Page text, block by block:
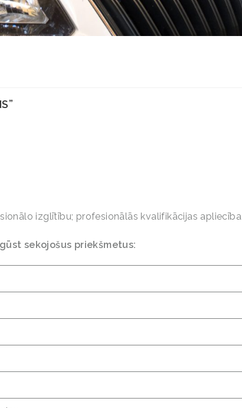
izglītību; profesionālās kvalifikācijas apliecība
sekojošus priekšmetus: